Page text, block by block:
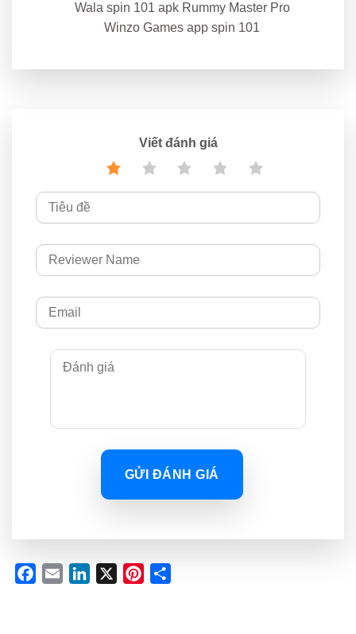
Wala spin 101 apk Rummy Master Pro
Winzo Games app spin 101
Viết đánh giá
GỬI ĐÁNH GIÁ
Facebook
Email LinkedIn Pinterest